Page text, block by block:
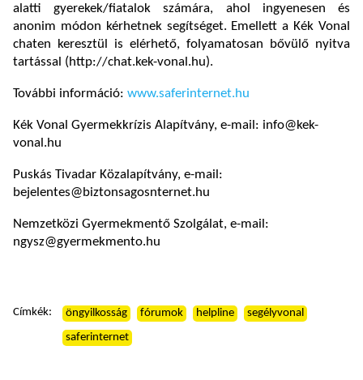
alatti gyerekek/fiatalok számára, ahol ingyenesen és
anonim módon kérhetnek segítséget. Emellett a Kék Vonal
chaten keresztül is elérhető, folyamatosan bővülő nyitva
tartással (http://chat.kek-vonal.hu).
További információ: www.saferinternet.hu
Kék Vonal Gyermekkrízis Alapítvány, e-mail: info@kek-
vonal.hu
Puskás Tivadar Közalapítvány, e-mail:
bejelentes@biztonsagosnternet.hu
Nemzetközi Gyermekmentő Szolgálat, e-mail:
ngysz@gyermekmento.hu
Címkék: öngyilkosság fórumok helpline
segélyvonal
saferinternet